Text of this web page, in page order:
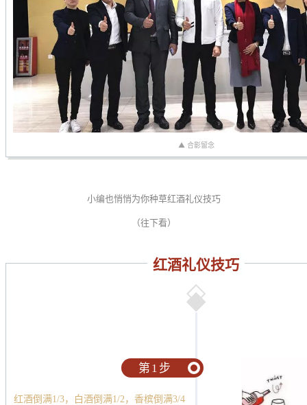
▲ 合影留念
小编也悄悄为你种草红酒礼仪技巧
（往下看）
红酒礼仪技巧
第1步
红酒倒满1/3，白酒倒满1/2，香槟倒满3/4